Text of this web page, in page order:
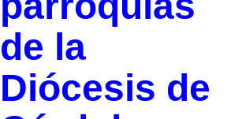
de la
Diócesis de